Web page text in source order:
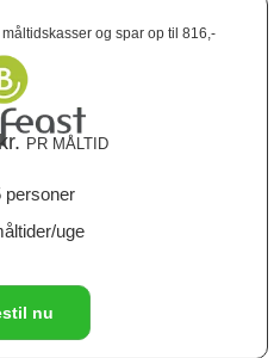
og spar op til 816,-
uge
kr. PR MÅLTID
nu